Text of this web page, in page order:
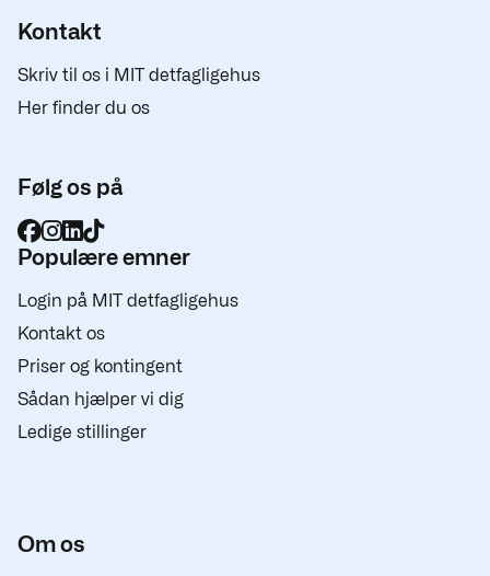
Kontakt
Skriv til os i MIT detfagligehus
Her finder du os
Følg os på
Populære emner
Login på MIT detfagligehus
Kontakt os
Priser og kontingent
Sådan hjælper vi dig
Ledige stillinger
Om os